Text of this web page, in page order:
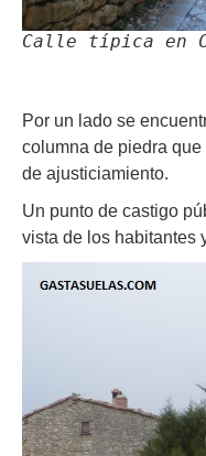
Calle típica en
Por un lado se
columna de piedra
de ajusticiamiento.
Un punto de castigo
vista de los habitantes